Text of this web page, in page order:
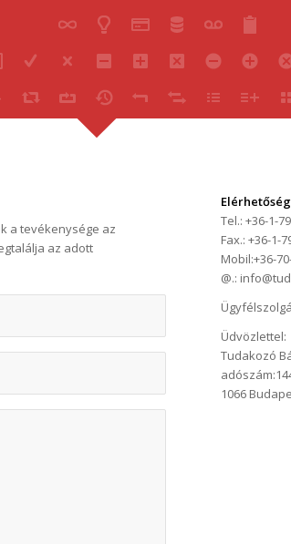
a tevékenysége az
az adott
Tel.: +36-1-
Fax.: +36-1-
Mobil:+36-
@.:
Üdvözlettel:
Tudakozó
1066